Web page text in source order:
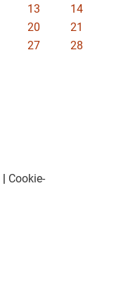
13
14
20
21
27
28
| Cookie-